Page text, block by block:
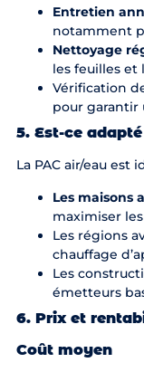
Entretien
notamment
Nettoyage
les feuilles et
Vérification
pour garantir
5. Est-ce
La PAC air/eau est
Les maisons
maximiser
Les régions
chauffage
Les
émetteurs
6. Prix et
Coût moyen